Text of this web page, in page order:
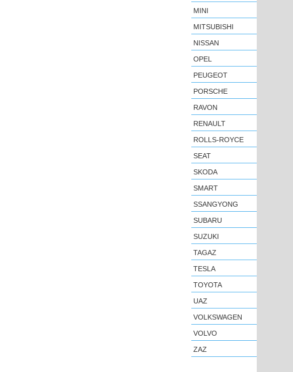
MINI
MITSUBISHI
NISSAN
OPEL
PEUGEOT
PORSCHE
RAVON
RENAULT
ROLLS-ROYCE
SEAT
SKODA
SMART
SSANGYONG
SUBARU
SUZUKI
TAGAZ
TESLA
TOYOTA
UAZ
VOLKSWAGEN
VOLVO
ZAZ